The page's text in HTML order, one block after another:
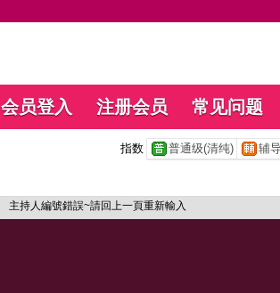
会员登入 注册会员 常见问题
指数 普通级(清纯) 辅
主持人編號錯誤~請回上一頁重新輸入